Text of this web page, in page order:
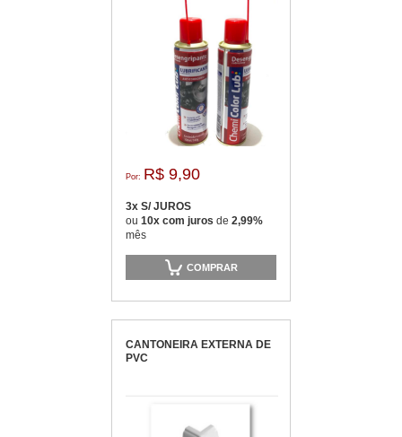
Por: R$ 9,90
3x S/ JUROS
ou 10x com juros de 2,99%
mês
COMPRAR
CANTONEIRA EXTERNA DE
PVC